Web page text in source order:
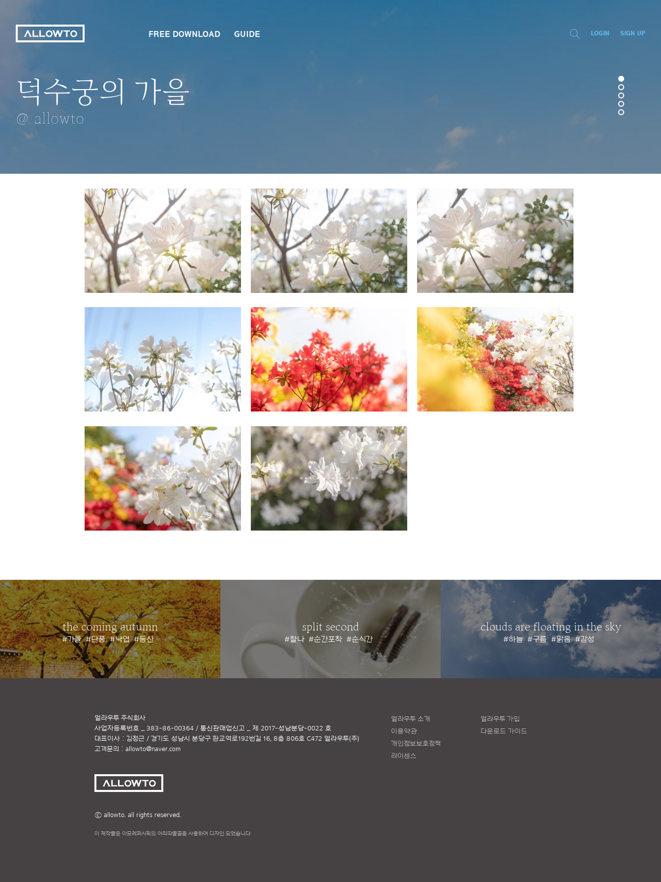
FREE DOWNLOAD GUIDE LOGIN SIGN UP
덕수궁의 가을
@ allowto
대릉원 목련
@ allowto
아파트
@ allowto
구름이 좋은날
@ allowto
핑크뮬리
@ allowto
the coming autumn
#가을 #단풍 #낙엽 #등산
split second
#찰나 #순간포착 #순식간
clouds are floating in the sky
#하늘 #구름 #맑음 #감성
얼라우투 소개
이용약관
개인정보보호정책
라이센스
얼라우투 가입
다운로드 가이드
얼라우투 주식회사
사업자등록번호 _ 383-86-00364 / 통신판매업신고 _ 제 2017-성남분당-0022 호
대표이사 : 김정근 / 경기도 성남시 분당구 판교역로192번길 16, 8층 806호 C472 얼라우투(주)
고객문의 : allowto@naver.com
ⓒ allowto. all rights reserved.
이 제작물은 아모레퍼시픽의 아리따글꼴을 사용하여 디자인 되었습니다